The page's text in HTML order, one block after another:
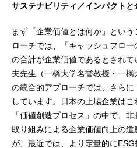
サステナビリティ／インパクトと
まず「企業価値とは何か」とい
ローチでは、「キャッシュフロー
の合計が企業価値であるとされ
夫先生（一橋大学名誉教授・一橋
の統合的アプローチでは、さら
しています。日本の上場企業は
「価値創造プロセス」の中で、
取り組みによる企業価値向上の
が、最近では、より定量的に